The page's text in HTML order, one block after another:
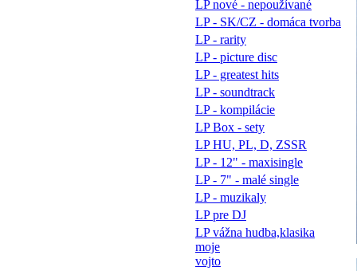
LP nové - nepoužívané
LP - SK/CZ - domáca tvorba
LP - rarity
LP - picture disc
LP - greatest hits
LP - soundtrack
LP - kompilácie
LP Box - sety
LP HU, PL, D, ZSSR
LP - 12" - maxisingle
LP - 7" - malé single
LP - muzikaly
LP pre DJ
LP vážna hudba,klasika
moje
vojto